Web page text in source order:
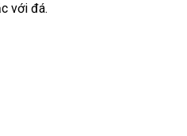
với đá.